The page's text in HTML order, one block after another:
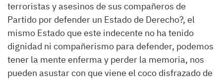
terroristas y asesinos de sus compañeros de
Partido por defender un Estado de Derecho?, el
mismo Estado que este indecente no ha tenido
dignidad ni compañerismo para defender, podemos
tener la mente enferma y perder la memoria, nos
pueden asustar con que viene el coco disfrazado de